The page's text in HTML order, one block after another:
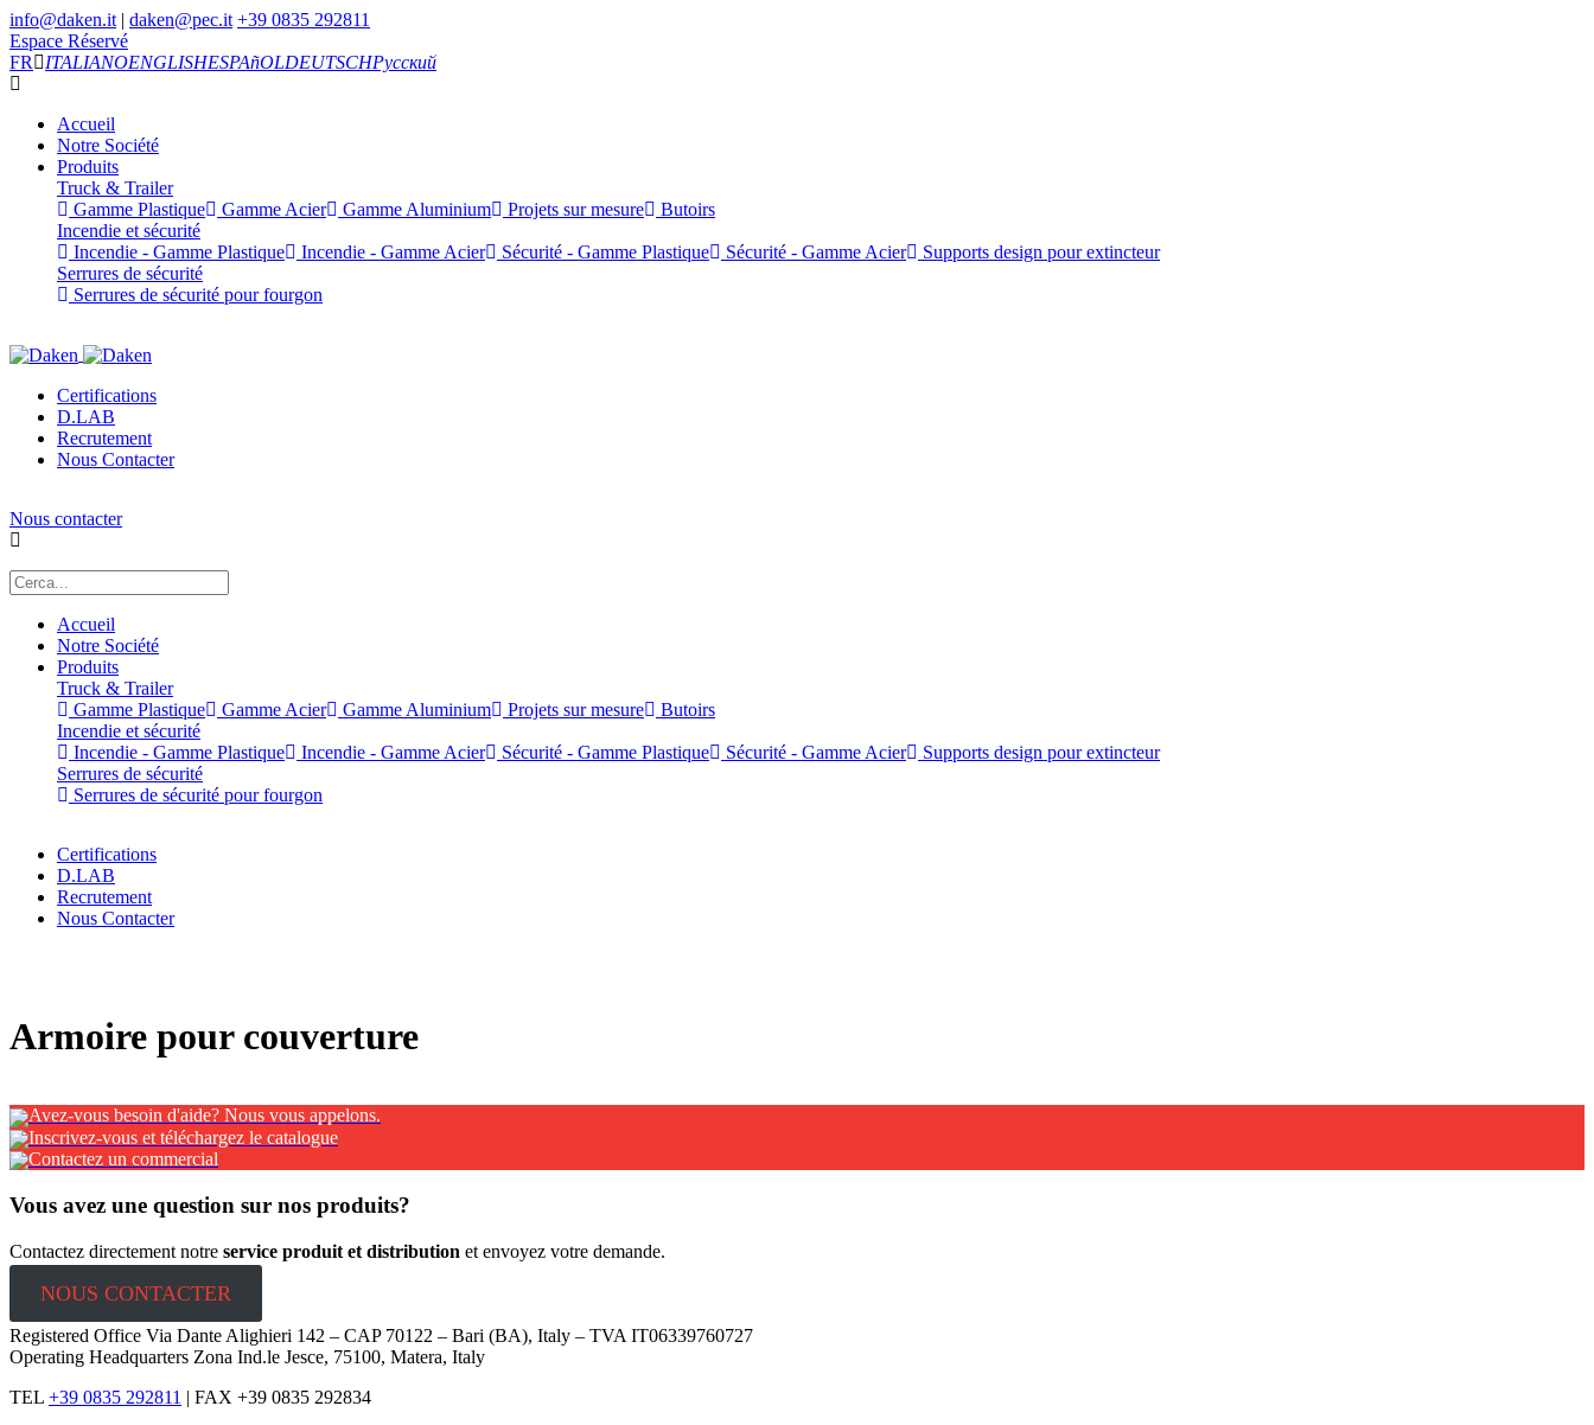
info@daken.it | daken@pec.it +39 0835 292811
Espace Réservé
FR
ITALIANOENGLISHESPAñOLDEUTSCHРусский
Accueil
Notre Société
Produits
Truck & Trailer
Gamme Plastique
Gamme Acier Gamme Aluminium Projets sur mesure
Butoirs
Incendie et sécurité
Incendie - Gamme Plastique
Incendie - Gamme Acier Sécurité - Gamme Plastique Sécurité - Gamme Acier
Supports design pour extincteur
Serrures de sécurité
Serrures de sécurité pour fourgon
Certifications
D.LAB
Recrutement
Nous Contacter
Nous contacter
Accueil
Notre Société
Produits
Truck & Trailer
Gamme Plastique
Gamme Acier Gamme Aluminium Projets sur mesure
Butoirs
Incendie et sécurité
Incendie - Gamme Plastique
Incendie - Gamme Acier Sécurité - Gamme Plastique Sécurité - Gamme Acier
Supports design pour extincteur
Serrures de sécurité
Serrures de sécurité pour fourgon
Certifications
D.LAB
Recrutement
Nous Contacter
Armoire pour couverture
Avez-vous besoin d'aide? Nous vous appelons.
Inscrivez-vous et téléchargez le catalogue
Contactez un commercial
Vous avez une question sur nos produits?
Contactez directement notre service produit et distribution et envoyez votre demande.
NOUS CONTACTER
Registered Office Via Dante Alighieri 142 – CAP 70122 – Bari (BA), Italy – TVA IT06339760727
Operating Headquarters Zona Ind.le Jesce, 75100, Matera, Italy
TEL +39 0835 292811 | FAX +39 0835 292834